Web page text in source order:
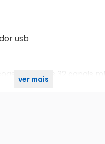
usb
e veiculos 32 canais
ver mais